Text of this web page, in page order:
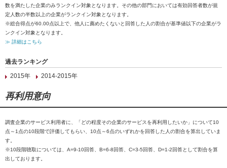
数を満たした企業のみランクイン対象となります。その他の部門においては有効回答者数が規
定人数の半数以上の企業がランクイン対象となります。
※総合得点が60.00点以上で、他人に薦めたくないと回答した人の割合が基準値以下の企業がラ
ンクイン対象となります。
≫ 詳細はこちら
過去ランキング
2015年
2014-2015年
再利用意向
調査企業のサービス利用者に、「どの程度その企業のサービスを再利用したいか」について10
点～1点の10段階で評価してもらい、10点～6点のいずれかを回答した人の割合を算出していま
す。
※10段階聴取については、A=9-10回答、B=6-8回答、C=3-5回答、D=1-2回答として割合を算
出しております。